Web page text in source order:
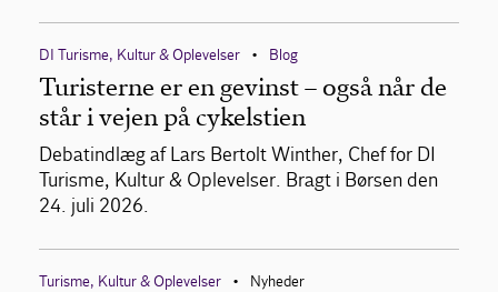
DI Turisme, Kultur & Oplevelser • Blog
Turisterne er en gevinst – også når de
står i vejen på cykelstien
Debatindlæg af Lars Bertolt Winther, Chef for DI
Turisme, Kultur & Oplevelser. Bragt i Børsen den
24. juli 2026.
Turisme, Kultur & Oplevelser • Nyheder